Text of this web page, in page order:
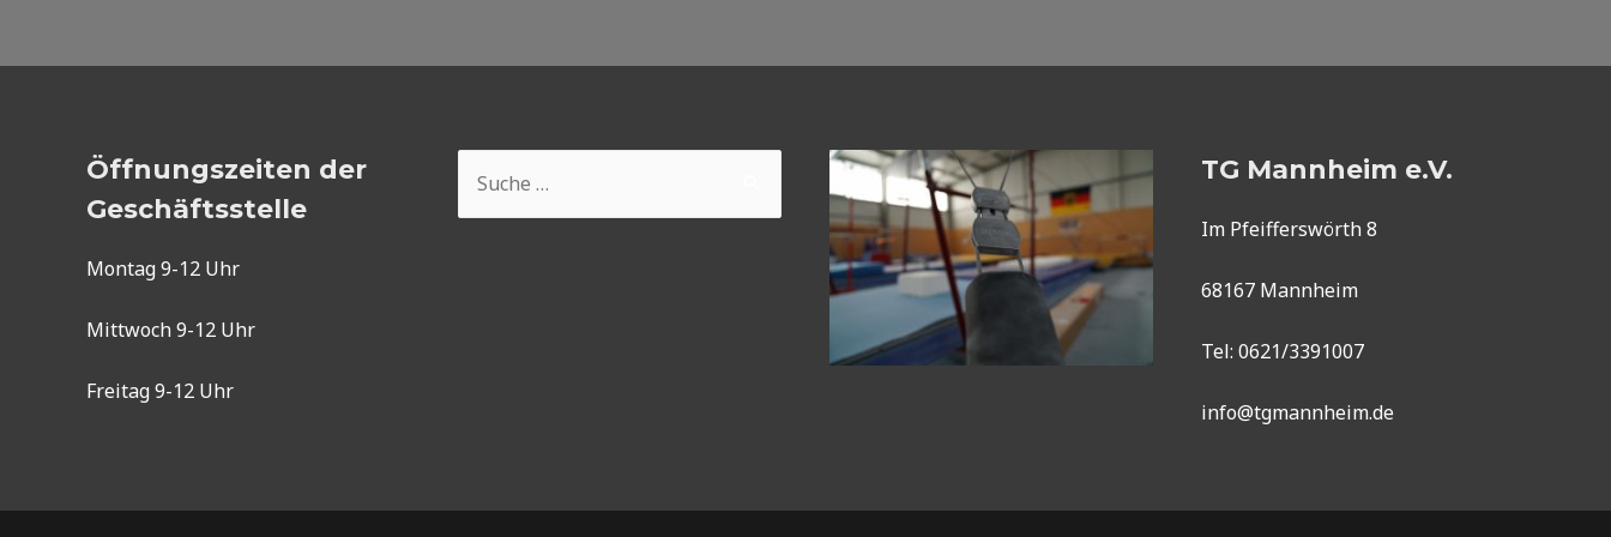
Öffnungszeiten der
Geschäftsstelle
Montag 9-12 Uhr
Mittwoch 9-12 Uhr
Freitag 9-12 Uhr
nach:
TG Mannheim e.V.
Im Pfeifferswörth 8
68167 Mannheim
Tel: 0621/3391007
info@tgmannheim.de